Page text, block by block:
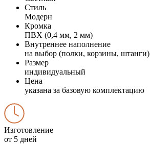
Стиль
Модерн
Кромка
ПВХ (0,4 мм, 2 мм)
Внутреннее наполнение
на выбор (полки, корзины, штанги)
Размер
индивидуальный
Цена
указана за базовую комплектацию
Изготовление
от 5 дней